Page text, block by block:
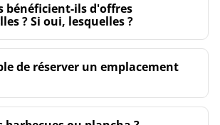
bénéficient-ils d'offres
? Si oui, lesquelles ?
de réserver un emplacement